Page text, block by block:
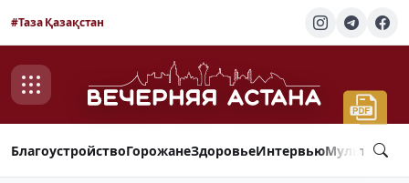
#Таза Қазақстан
БлагоустройствоГорожанеЗдоровьеИнтервью